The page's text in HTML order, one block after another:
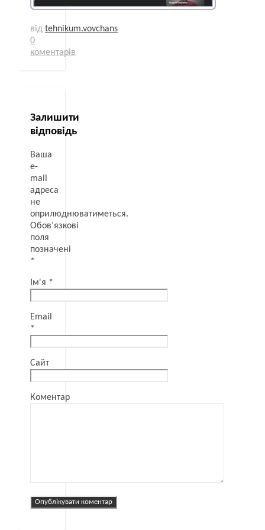
від tehnikum.vovchans
0
коментарів
Залишити
відповідь
Ваша
e-
mail
адреса
не
оприлюднюватиметься.
Обов’язкові
поля
позначені
*
Ім'я *
Email
*
Сайт
Коментар